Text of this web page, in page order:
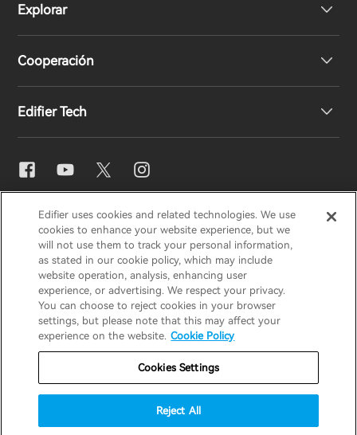
Altavoces
Soporte del producto
Declaración de conformidad de la UE
Explorar
Nuestra historia
Cooperación
Conviértase en distribuidor
Edifier Tech
Ajuste de ecualizador
Snapdragon Sound™
Streaming de música
EDIFIER AIRPULSESTAXHECATE
Aviso de privacidadAviso de cookies
Política de garantía
Términos de uso
No vender mi información
Seguridad
España / Español
Copyright © 2026 Edifier. Todos los derechos
Edifier uses cookies and related technologies. We use
cookies to enhance your website experience, but we
will not use them to track your personal information,
as stated in our cookie policy, which may include
website operation, analysis, enhancing user
experience, or advertising. We respect your privacy.
You can choose to reject cookies in your browser
settings, but please note that this may affect your
experience on the website. Cookie Policy
Cookies Settings
Reject All